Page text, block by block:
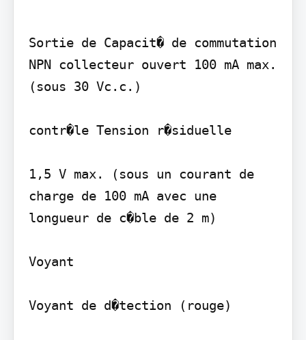
Sortie de Capacit� de commutation
NPN collecteur ouvert 100 mA max.
(sous 30 Vc.c.)
contr�le Tension r�siduelle
1,5 V max. (sous un courant de
charge de 100 mA avec une
longueur de c�ble de 2 m)
Voyant
Voyant de d�tection (rouge)